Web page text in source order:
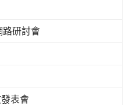
路研討會
表會